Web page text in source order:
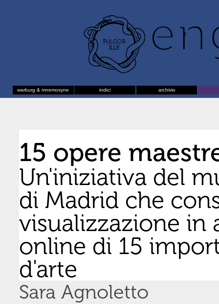
warburg & mnemosyne indici archivio
15 opere
Un'iniziativa del
di Madrid che
visualizzazione in
online di 15
d'arte
Sara Agnoletto